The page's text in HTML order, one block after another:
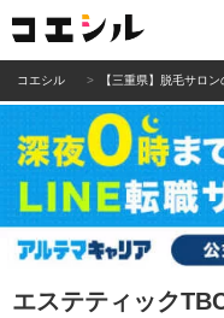
コエシル 【三重県】脱毛サロ
エステティック